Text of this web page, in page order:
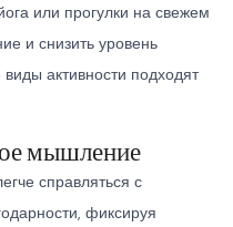
или прогулки на свежем
и снизить уровень
активности подходят
мышление
справляться с
фиксируя